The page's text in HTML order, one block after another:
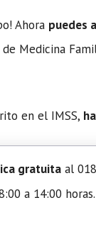
Ahora puedes
Medicina
en el IMSS,
gratuita al
a 14:00 horas.